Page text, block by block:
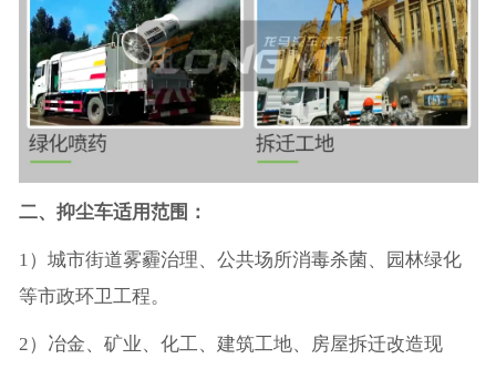
二、抑尘车适用范围：
1）城市街道雾霾治理、公共场所消毒杀菌、园林绿化
等市政环卫工程。
2）冶金、矿业、化工、建筑工地、房屋拆迁改造现